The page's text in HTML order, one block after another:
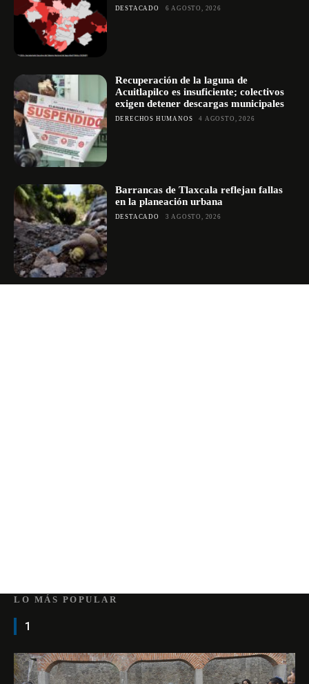
DESTACADO 6 AGOSTO, 2026
Recuperación de la laguna de
Acuitlapilco es insuficiente; colectivos
exigen detener descargas municipales
DERECHOS HUMANOS 4 AGOSTO, 2026
Barrancas de Tlaxcala reflejan fallas
en la planeación urbana
DESTACADO 3 AGOSTO, 2026
LO MÁS POPULAR
1